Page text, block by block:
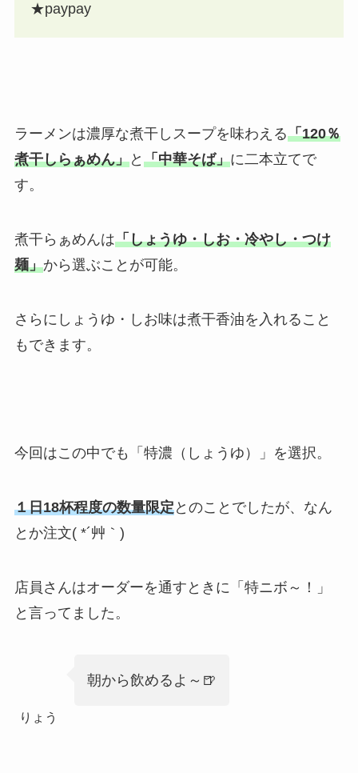
★paypay
ラーメンは濃厚な煮干しスープを味わえる「120％
煮干しらぁめん」と 「中華そば」に二本立てで
す。
煮干らぁめんは「しょうゆ・しお・冷やし・つけ
麺」から選ぶことが可能。
さらにしょうゆ・しお味は煮干香油を入れること
もできます。
今回はこの中でも「特濃（しょうゆ）」を選択。
１日18杯程度の数量限定とのことでしたが、なん
とか注文( *´艸｀)
店員さんはオーダーを通すときに「特ニボ～！」
と言ってました。
りょう
朝から飲めるよ～🍺